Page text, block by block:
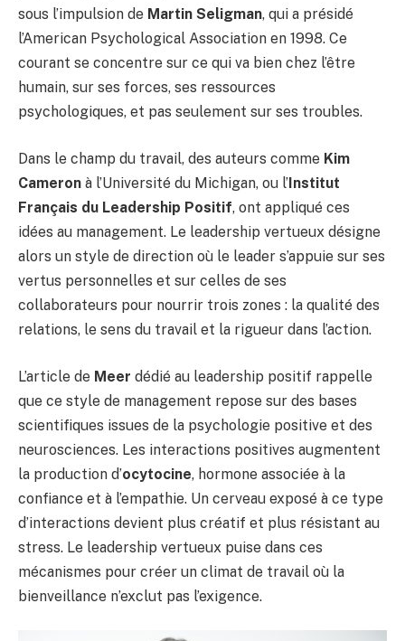
sous l’impulsion de Martin Seligman, qui a présidé
l’American Psychological Association en 1998. Ce
courant se concentre sur ce qui va bien chez l’être
humain, sur ses forces, ses ressources
psychologiques, et pas seulement sur ses troubles.
Dans le champ du travail, des auteurs comme Kim
Cameron à l’Université du Michigan, ou l’Institut
Français du Leadership Positif, ont appliqué ces
idées au management. Le leadership vertueux désigne
alors un style de direction où le leader s’appuie sur ses
vertus personnelles et sur celles de ses
collaborateurs pour nourrir trois zones : la qualité des
relations, le sens du travail et la rigueur dans l’action.
L’article de Meer dédié au leadership positif rappelle
que ce style de management repose sur des bases
scientifiques issues de la psychologie positive et des
neurosciences. Les interactions positives augmentent
la production d’ocytocine, hormone associée à la
confiance et à l’empathie. Un cerveau exposé à ce type
d’interactions devient plus créatif et plus résistant au
stress. Le leadership vertueux puise dans ces
mécanismes pour créer un climat de travail où la
bienveillance n’exclut pas l’exigence.